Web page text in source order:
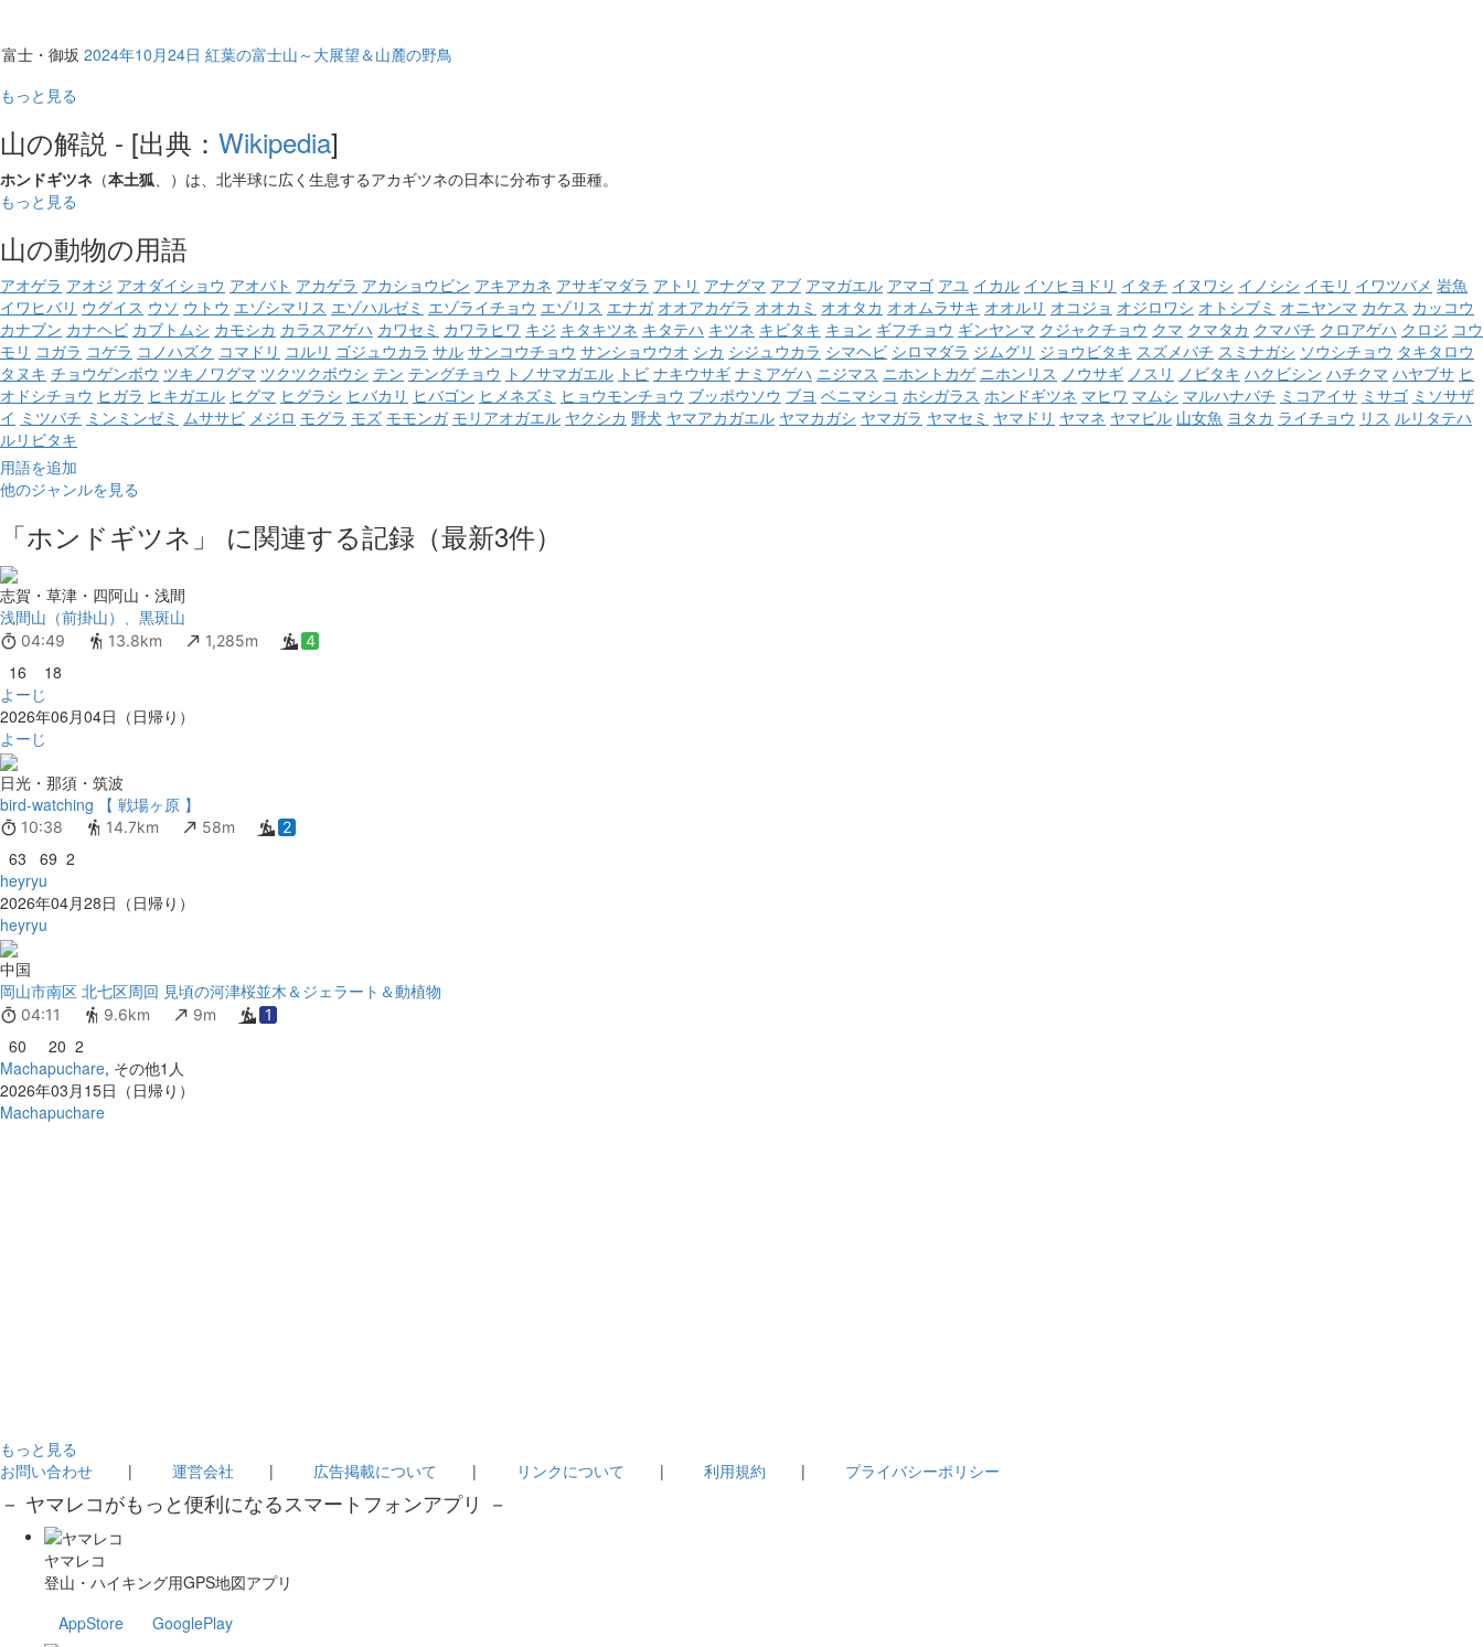
富士・御坂 2024年10月24日 紅葉の富士山～大展望＆山麓の野鳥
もっと見る
山の解説 - [出典： Wikipedia]
ホンドギツネ （本土狐 、）は、北半球に広く生息するアカギツネの日本に分布する亜種。
もっと見る
山の動物の用語
アオゲラ アオジ アオダイショウ アオバト アカゲラ アカショウビン アキアカネ アサギマダラ アトリ アナグマ アブ アマガエル アマゴ アユ イカル イソヒヨドリ イタチ イヌワシ イノシシ イモリ イワツバメ 岩魚
イワヒバリ ウグイス ウソ ウトウ エゾシマリス エゾハルゼミ エゾライチョウ エゾリス エナガ オオアカゲラ オオカミ オオタカ オオムラサキ オオルリ オコジョ オジロワシ オトシブミ オニヤンマ カケス カッコウ
カナブン カナヘビ カブトムシ カモシカ カラスアゲハ カワセミ カワラヒワ キジ キタキツネ キタテハ キツネ キビタキ キョン ギフチョウ ギンヤンマ クジャクチョウ クマ クマタカ クマバチ クロアゲハ クロジ コウ
モリ コガラ コゲラ コノハズク コマドリ コルリ ゴジュウカラ サル サンコウチョウ サンショウウオ シカ シジュウカラ シマヘビ シロマダラ ジムグリ ジョウビタキ スズメバチ スミナガシ ソウシチョウ タキタロウ
タヌキ チョウゲンボウ ツキノワグマ ツクツクボウシ テン テングチョウ トノサマガエル トビ ナキウサギ ナミアゲハ ニジマス ニホントカゲ ニホンリス ノウサギ ノスリ ノビタキ ハクビシン ハチクマ ハヤブサ ヒ
オドシチョウ ヒガラ ヒキガエル ヒグマ ヒグラシ ヒバカリ ヒバゴン ヒメネズミ ヒョウモンチョウ ブッポウソウ ブヨ ベニマシコ ホシガラス ホンドギツネ マヒワ マムシ マルハナバチ ミコアイサ ミサゴ ミソサザ
イ ミツバチ ミンミンゼミ ムササビ メジロ モグラ モズ モモンガ モリアオガエル ヤクシカ 野犬 ヤマアカガエル ヤマカガシ ヤマガラ ヤマセミ ヤマドリ ヤマネ ヤマビル 山女魚 ヨタカ ライチョウ リス ルリタテハ
ルリビタキ
用語を追加
他のジャンルを見る
「ホンドギツネ」 に関連する記録（最新3件）
志賀・草津・四阿山・浅間
浅間山（前掛山）、黒斑山
04:49 13.8km 1,285m 4
16
18
よーじ
2026年06月04日（日帰り）
よーじ
日光・那須・筑波
bird-watching 【 戦場ヶ原 】
10:38 14.7km 58m 2
63 69 2
heyryu
2026年04月28日（日帰り）
heyryu
中国
岡山市南区 北七区周回 見頃の河津桜並木＆ジェラート＆動植物
04:11 9.6km 9m 1
60 20 2
Machapuchare, その他1人
2026年03月15日（日帰り）
Machapuchare
もっと見る
お問い合わせ | 運営会社 | 広告掲載について | リンクについて | 利用規約 | プライバシーポリシー
－ ヤマレコがもっと便利になるスマートフォンアプリ －
ヤマレコ
登山・ハイキング用GPS地図アプリ
AppStore
GooglePlay